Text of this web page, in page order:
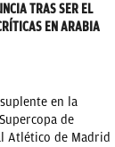
TRAS SER EL
EN ARABIA
en la
de
Atlético de Madrid